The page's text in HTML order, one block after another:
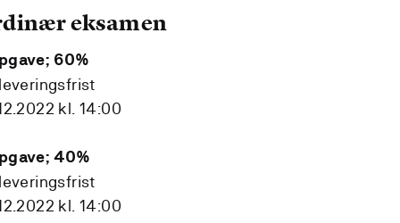
eksamen
60%
kl. 14:00
40%
kl. 14:00